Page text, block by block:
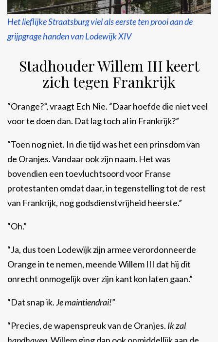
Het lieflijke Straatsburg viel als eerste ten prooi aan de
grijpgrage handen van Lodewijk XIV
Stadhouder Willem III keert
zich tegen Frankrijk
“Orange?”, vraagt Ech Nie. “Daar hoefde die niet veel
voor te doen dan. Dat lag toch al in Frankrijk?”
“Toen nog niet. In die tijd was het een prinsdom van
de Oranjes. Vandaar ook zijn naam. Het was
bovendien een toevluchtsoord voor Franse
protestanten omdat daar, in tegenstelling tot de rest
van Frankrijk, nog godsdienstvrijheid heerste.”
“Oh.”
“Ja, dus toen Lodewijk zijn armee verordonneerde
Orange in te nemen, meende Willem III dat hij dit
onrecht onmogelijk over zijn kant kon laten gaan.”
“Dat snap ik.Je maintiendrai!”
“Precies, de wapenspreuk van de Oranjes. Ik zal